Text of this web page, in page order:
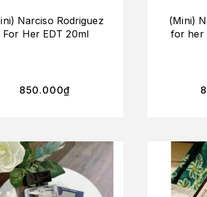
Narciso Rodriguez
For Her EDT 20ml
850.000₫
(Mini)
for her